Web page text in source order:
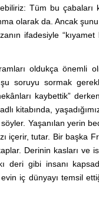
Tüm bu çabaları
olarak da. Ancak
ifadesiyle “kıyamet
oldukça önemli
şu soruyu sormak
kaybettik”
kitabında,
Yaşanılan yerin
içerir, tutar. Bir başka
Derinin kasları ve
deri gibi insanı
iç dünyayı temsil